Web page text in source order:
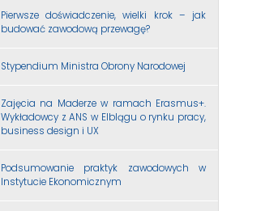
Pierwsze doświadczenie, wielki krok – jak
budować zawodową przewagę?
Stypendium Ministra Obrony Narodowej
Zajęcia na Maderze w ramach Erasmus+.
Wykładowcy z ANS w Elblągu o rynku pracy,
business design i UX
Podsumowanie praktyk zawodowych w
Instytucie Ekonomicznym